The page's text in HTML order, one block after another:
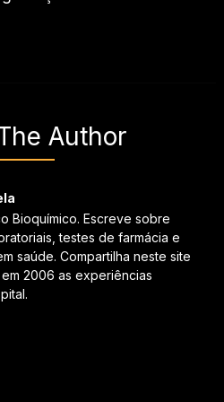
Author
Bioquímico. Escreve sobre
testes de farmácia e
saúde. Compartilha neste site
2006 as experiências